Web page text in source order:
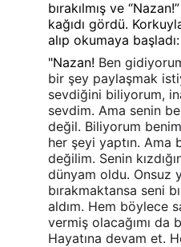
bırakılmış ve
kağıdı gördü.
alıp okumaya başladı:
"Nazan! Ben
bir şey paylaşmak
sevdiğini biliyorum,
sevdim. Ama senin
değil. Biliyorum
her şeyi yaptın. Ama
değilim. Senin
dünyam oldu. Onsuz
bırakmaktansa seni
aldım. Hem böylece
vermiş olacağımı da
Hayatına devam et.